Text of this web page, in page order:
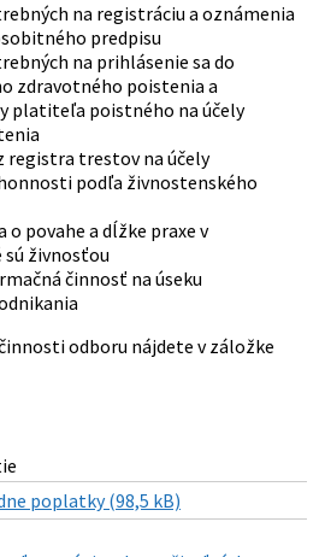
na registráciu a oznámenia
predpisu
na prihlásenie sa do
zdravotného poistenia a
platiteľa poistného na účely
registra trestov na účely
podľa živnostenského
o povahe a dĺžke praxe v
živnosťou
činnosť na úseku
odboru nájdete v záložke
poplatky (98,5 kB)